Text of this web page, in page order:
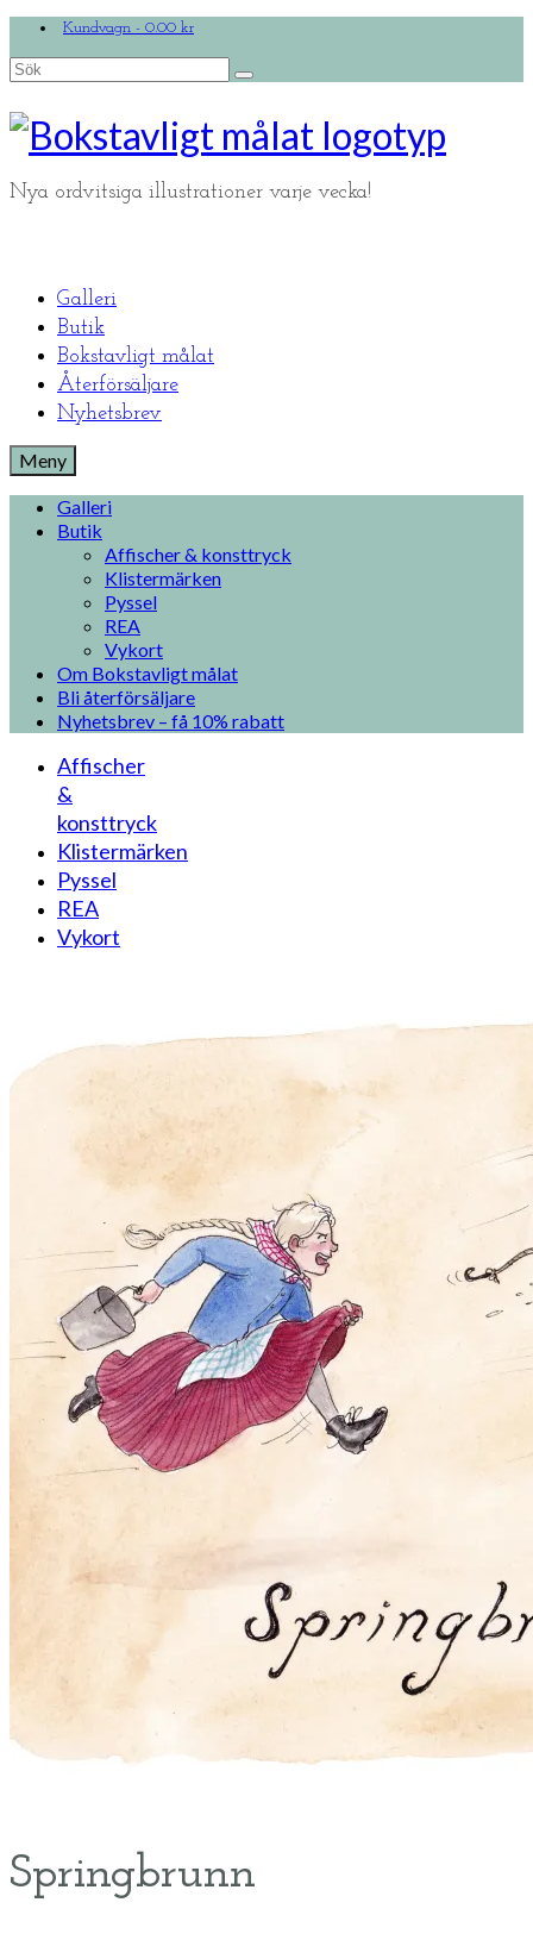
Kundvagn - 0.00 kr
Search
Nya ordvitsiga illustrationer varje vecka!
Galleri
Butik
Bokstavligt målat
Återförsäljare
Nyhetsbrev
Meny
Galleri
Butik
Affischer & konsttryck
Klistermärken
Pyssel
REA
Vykort
Om Bokstavligt målat
Bli återförsäljare
Nyhetsbrev – få 10% rabatt
Affischer
&
konsttryck
Klistermärken
Pyssel
REA
Vykort
Springbrunn